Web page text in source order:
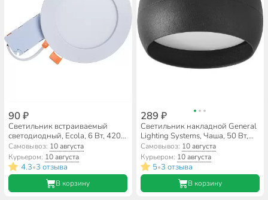
90 ₽
Светильник встраиваемый
светодиодный, Ecola, 6 Вт, 4200
К, IP20, 9х9х2.5 см,
нейтральный белый свет, 200В,
даунлайт, DKRV60ELC
Самовывоз: 10 августа
Курьером: 10 августа
4.3•3 отзыва
В корзину
289 ₽
Светильник накладной General
Lighting Systems, Чаша, 50 Вт,
GX53, на 1 лампочку, IP20,
9х9х5 см, Спот, черный, 661338
Самовывоз: 10 августа
Курьером: 10 августа
5•3 отзыва
В корзину